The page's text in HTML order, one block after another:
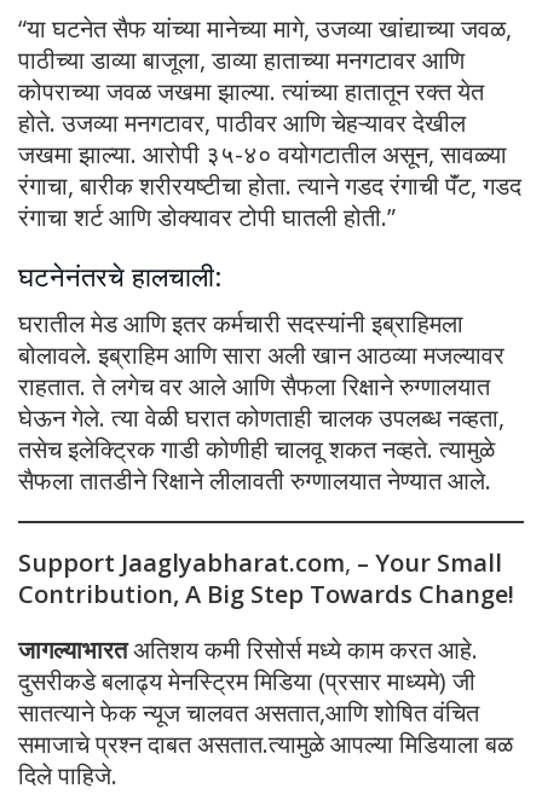
“या घटनेत सैफ यांच्या मानेच्या मागे, उजव्या खांद्याच्या जवळ,
पाठीच्या डाव्या बाजूला, डाव्या हाताच्या मनगटावर आणि
कोपराच्या जवळ जखमा झाल्या. त्यांच्या हातातून रक्त येत
होते. उजव्या मनगटावर, पाठीवर आणि चेहऱ्यावर देखील
जखमा झाल्या. आरोपी ३५-४० वयोगटातील असून, सावळ्या
रंगाचा, बारीक शरीरयष्टीचा होता. त्याने गडद रंगाची पॅंट, गडद
रंगाचा शर्ट आणि डोक्यावर टोपी घातली होती.”
घटनेनंतरचे हालचाली:
घरातील मेड आणि इतर कर्मचारी सदस्यांनी इब्राहिमला
बोलावले. इब्राहिम आणि सारा अली खान आठव्या मजल्यावर
राहतात. ते लगेच वर आले आणि सैफला रिक्षाने रुग्णालयात
घेऊन गेले. त्या वेळी घरात कोणताही चालक उपलब्ध नव्हता,
तसेच इलेक्ट्रिक गाडी कोणीही चालवू शकत नव्हते. त्यामुळे
सैफला तातडीने रिक्षाने लीलावती रुग्णालयात नेण्यात आले.
Support Jaaglyabharat.com, – Your Small
Contribution, A Big Step Towards Change!
जागल्याभारतअतिशय कमी रिसोर्स मध्ये काम करत आहे.
दुसरीकडे बलाढ्य मेनस्ट्रिम मिडिया (प्रसार माध्यमे) जी
सातत्याने फेक न्यूज चालवत असतात,आणि शोषित वंचित
समाजाचे प्रश्न दाबत असतात.त्यामुळे आपल्या मिडियाला बळ
दिले पाहिजे.